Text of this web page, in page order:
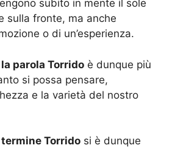
subito in mente il sole
sulla fronte, ma anche
o di un’esperienza.
parola Torrido è dunque più
si possa pensare,
e la varietà del nostro
Torrido si è dunque